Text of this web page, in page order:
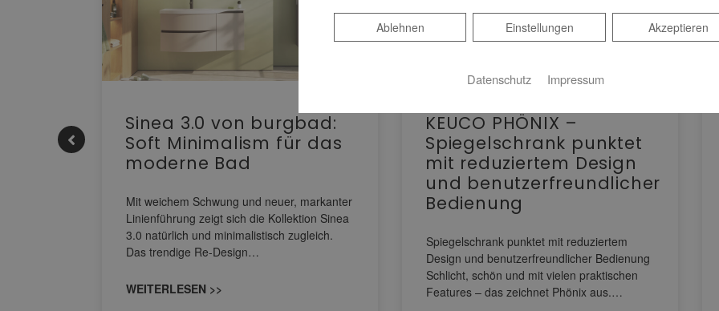
Sinea 3.0 von burgbad:
Soft Minimalism für das
moderne Bad
Mit weichem Schwung und neuer, markanter
Linienführung zeigt sich die Kollektion Sinea
3.0 natürlich und minimalistisch zugleich.
Das trendige Re-Design…
WEITERLESEN >>
KEUCO PHÖNIX –
Spiegelschrank punktet
mit reduziertem Design
und benutzerfreundlicher
Bedienung
Spiegelschrank punktet mit reduziertem
Design und benutzerfreundlicher Bedienung
Schlicht, schön und mit vielen praktischen
Features – das zeichnet Phönix aus.…
Akzeptieren
Einstellungen
Ablehnen
Ablehnen
Datenschutz Impressum